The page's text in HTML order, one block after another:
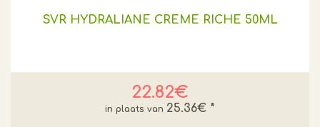
SVR HYDRALIANE CREME RICHE 50ML
22.82€
25.36€ *